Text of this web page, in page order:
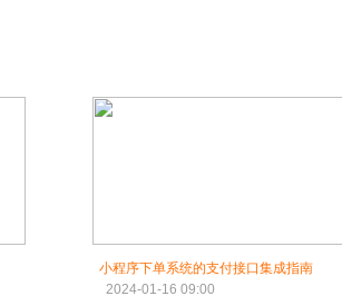
小程序下单系统的支付接口集成指南
2024-01-16 09:00